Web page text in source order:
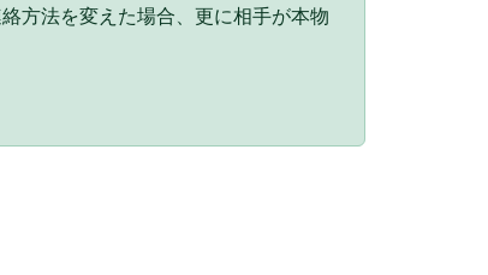
方法を変えた場合、更に相手が本物